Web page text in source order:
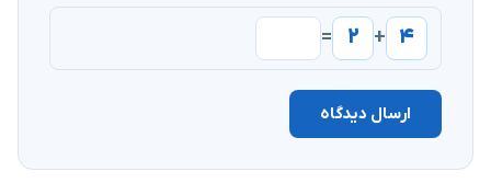
۴ + ۲ =
ارسال دیدگاه